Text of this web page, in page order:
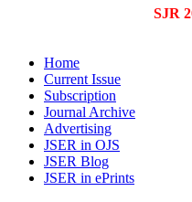
SJR
Home
Current Issue
Subscription
Journal Archive
Advertising
JSER in OJS
JSER Blog
JSER in ePrints